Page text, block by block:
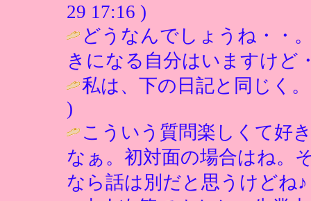
29 17:16 )
どうなんでしょうね・・
きになる自分はいますけど
私は、下の日記と同じく
)
こういう質問楽しくて好
なぁ。初対面の場合はね。
なら話は別だと思うけどね